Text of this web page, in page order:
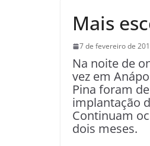
Mais
7 de fevereiro de
Na noite de
vez em
Pina foram
implantação
Continuam
dois meses.